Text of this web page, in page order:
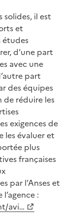
solides, il est
et
études
d’une part
avec une
part
des équipes
de réduire les
exigences de
évaluer et
plus
françaises
par l’Anses et
:
avi…